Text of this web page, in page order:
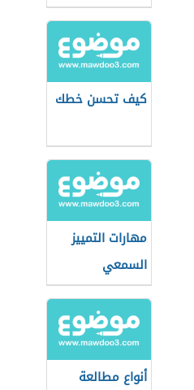
كيف تحسن خطك
مهارات التمييز
السمعي
أنواع مطالعة